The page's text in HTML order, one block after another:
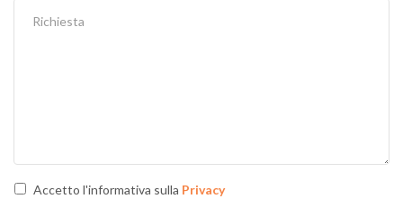
Accetto l'informativa sulla Privacy